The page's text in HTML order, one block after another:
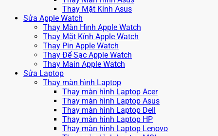
Thay Mặt Kính Asus
Sửa Apple Watch
Thay Màn Hình Apple Watch
Thay Mặt Kính Apple Watch
Thay Pin Apple Watch
Thay Đế Sạc Apple Watch
Thay Main Apple Watch
Sửa Laptop
Thay màn hình Laptop
Thay màn hình Laptop Acer
Thay màn hình Laptop Asus
Thay màn hình Laptop Dell
Thay màn hình Laptop HP
Thay màn hình Laptop Lenovo